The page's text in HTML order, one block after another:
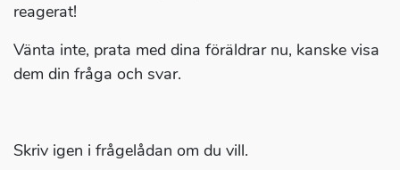
reagerat!
Vänta inte, prata med dina föräldrar nu, kanske visa
dem din fråga och svar.
Skriv igen i frågelådan om du vill.